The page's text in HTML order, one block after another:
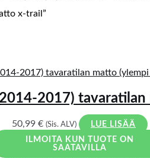
x-trail”
2017)
50,99 € (Sis. ALV)
LUE LISÄÄ
ILMOITA KUN TUOTE ON
SAATAVILLA